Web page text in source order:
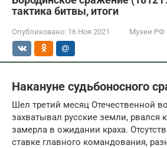
тактика битвы, итоги
Опубликовано: 16 Ноя 2021 Музеи РФ
Накануне судьбоносного
Шел третий месяц Отечественной
захватывал русские земли, рвался
замерла в ожидании краха.
ставке главного командования,